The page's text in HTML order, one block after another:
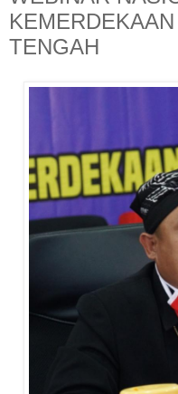
TENGAH